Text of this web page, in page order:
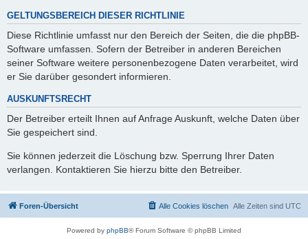
GELTUNGSBEREICH DIESER RICHTLINIE
Diese Richtlinie umfasst nur den Bereich der Seiten, die die phpBB-
Software umfassen. Sofern der Betreiber in anderen Bereichen
seiner Software weitere personenbezogene Daten verarbeitet, wird
er Sie darüber gesondert informieren.
AUSKUNFTSRECHT
Der Betreiber erteilt Ihnen auf Anfrage Auskunft, welche Daten über
Sie gespeichert sind.
Sie können jederzeit die Löschung bzw. Sperrung Ihrer Daten
verlangen. Kontaktieren Sie hierzu bitte den Betreiber.
Foren-Übersicht Alle Zeiten sind UTC
Alle Cookies löschen
Powered by phpBB® Forum Software © phpBB Limited